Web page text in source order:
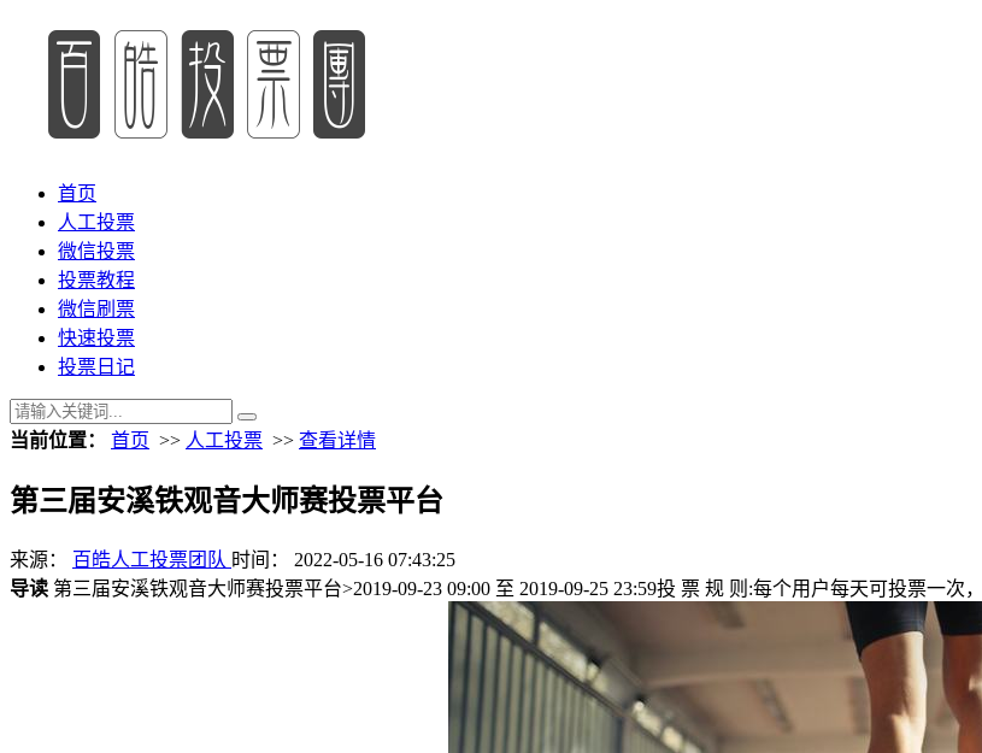
首页
人工投票
微信投票
投票教程
微信刷票
快速投票
投票日记
当前位置： 首页 >> 人工投票 >> 查看详情
第三届安溪铁观音大师赛投票平台
来源： 百皓人工投票团队 时间： 2022-05-16 07:43:25
导读 第三届安溪铁观音大师赛投票平台>2019-09-23 09:00 至 2019-09-25 23:59投 票 规 则:每个用户每天可投票一次